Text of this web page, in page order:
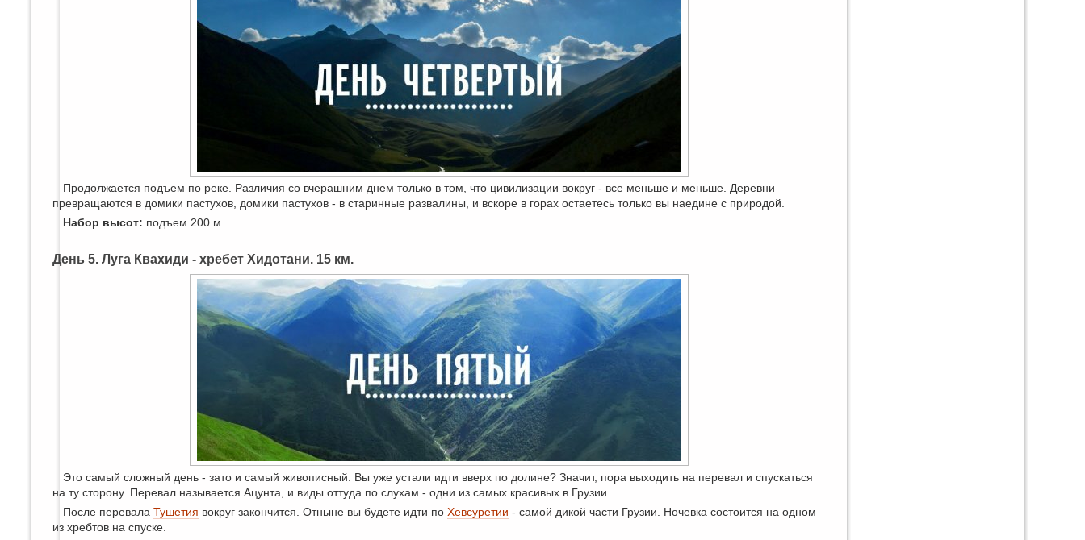
Продолжается подъем по реке. Различия со вчерашним днем только в том, что цивилизации вокруг - все меньше и меньше. Деревни
превращаются в домики пастухов, домики пастухов - в старинные развалины, и вскоре в горах остаетесь только вы наедине с природой.
Набор высот: подъем 200 м.
День 5. Луга Квахиди - хребет Хидотани. 15 км.
Это самый сложный день - зато и самый живописный. Вы уже устали идти вверх по долине? Значит, пора выходить на перевал и спускаться
на ту сторону. Перевал называется Ацунта, и виды оттуда по слухам - одни из самых красивых в Грузии.
После перевала Тушетия вокруг закончится. Отныне вы будете идти по Хевсуретии - самой дикой части Грузии. Ночевка состоится на одном
из хребтов на спуске.